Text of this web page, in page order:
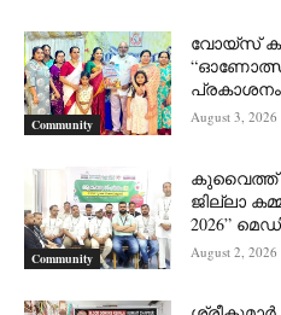
Community
വോയ്സ്
August 3, 2026
Community
കുവൈത്ത്
ജില്ലാ
2026”
August 2, 2026